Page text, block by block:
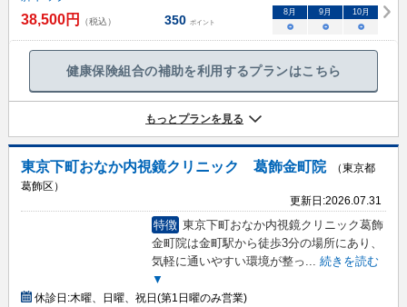
38,500円 （税込） 350 ポイント
8 月 9 月 10月
○ ○ ○
健康保険組合の補助を利用するプランはこちら
もっとプランを見る
東京下町おなか内視鏡クリニック 葛飾金町院
（東京都
葛飾区）
更新日:2026.07.31
特徴 東京下町おなか内視鏡クリニック葛飾
金町院は金町駅から徒歩3分の場所にあり、
気軽に通いやすい環境が整っ ... 続きを読む
▼
休診日:木曜、日曜、祝日(第1日曜のみ営業)